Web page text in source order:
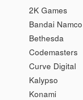
2K Games
Bandai Namco
Bethesda
Codemasters
Curve Digital
Kalypso
Konami